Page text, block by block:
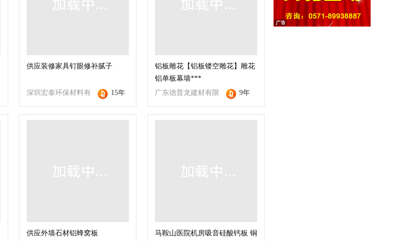
供应装修家具钉眼修补腻子
深圳宏泰环保材料有
限公司
15年
铝板雕花【铝板镂空雕花】雕花
铝单板幕墙***
广东德普龙建材有限
公司
9年
供应外墙石材铝蜂窝板
马鞍山医院机房吸音硅酸钙板 铜